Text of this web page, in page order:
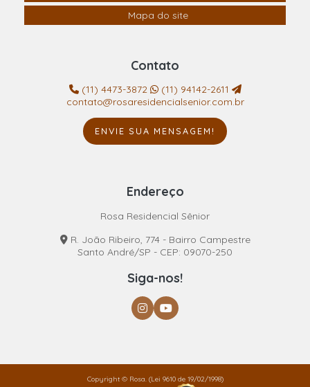
Mapa do site
Contato
(11) 4473-3872
(11) 94142-2611
contato@rosaresidencialsenior.com.br
ENVIE SUA MENSAGEM!
Endereço
Rosa Residencial Sênior
R. João Ribeiro, 774 - Bairro Campestre
Santo André/SP - CEP: 09070-250
Siga-nos!
Copyright © Rosa. (Lei 9610 de 19/02/1998)